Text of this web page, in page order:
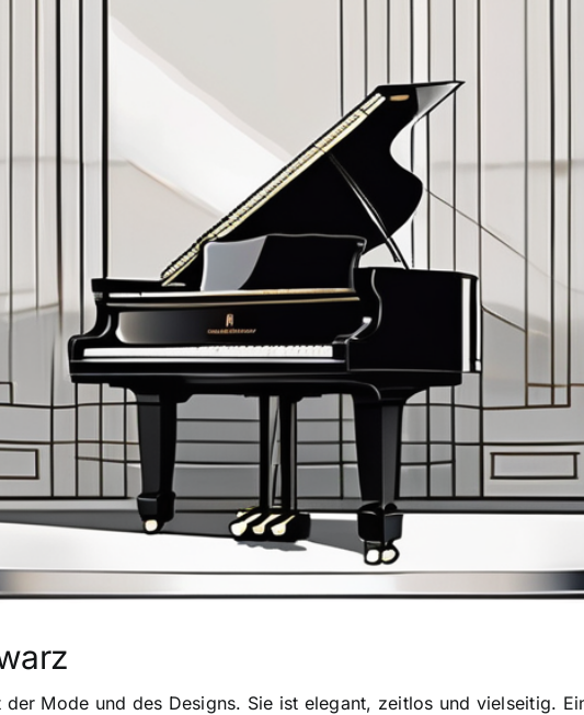
Mode und des Designs. Sie ist elegant, zeitlos und vielseitig.